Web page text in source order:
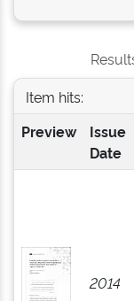
Item hits:
Preview
Issue
Date
2014